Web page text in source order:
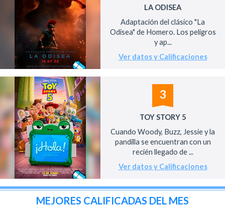
LA ODISEA
Adaptación del clásico "La
Odisea" de Homero. Los peligros
y ap...
Ver datos y Calificaciones
3
TOY STORY 5
Cuando Woody, Buzz, Jessie y la
pandilla se encuentran con un
recién llegado de ...
Ver datos y Calificaciones
MEJORES CALIFICADAS DEL MES